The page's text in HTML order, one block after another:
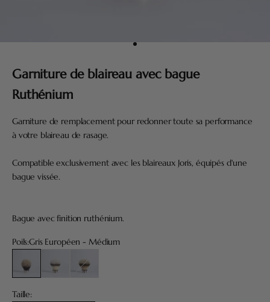
Aller à l'élément 1
Garniture de blaireau avec bague
Ruthénium
Garniture de remplacement pour redonner toute sa performance
à votre blaireau de rasage.
Compatible exclusivement avec les blaireaux Joris, équipés d'une
bague vissée.
Bague avec finition ruthénium.
Poils:Gris Européen - Médium
Taille: